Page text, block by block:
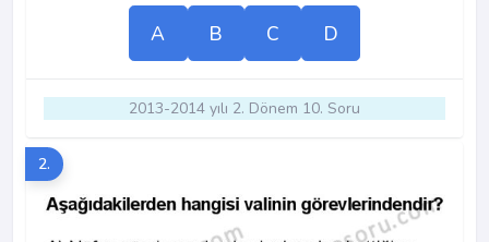
A B C D
2013-2014 yılı 2. Dönem 10. Soru
2.